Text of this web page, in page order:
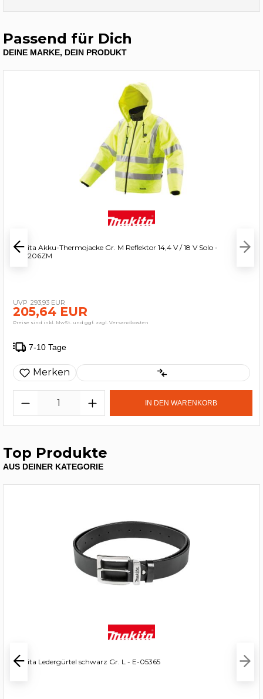
Passend für Dich
DEINE MARKE, DEIN PRODUKT
Makita Akku-Thermojacke Gr. M Reflektor 14,4 V / 18 V Solo -
DCJ206ZM
293,93 EUR
205,64 EUR
Preise sind inkl. MwSt. und ggf. zzgl. Versandkosten
7-10 Tage
Merken
IN DEN WARENKORB
Top Produkte
AUS DEINER KATEGORIE
Makita Ledergürtel schwarz Gr. L - E-05365